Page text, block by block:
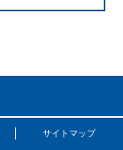
サイトマップ